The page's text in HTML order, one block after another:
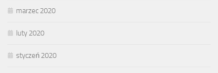
marzec 2020
luty 2020
styczeń 2020